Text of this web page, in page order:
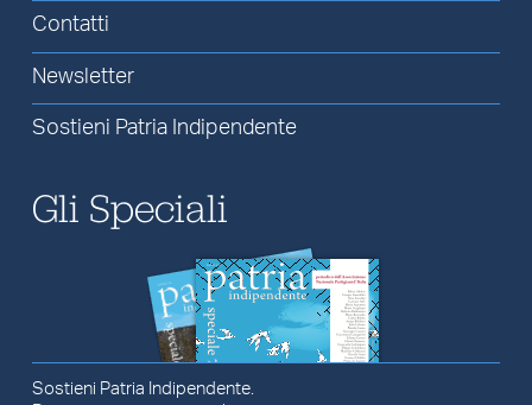
Contatti
Newsletter
Sostieni Patria Indipendente
Gli Speciali
Sostieni Patria Indipendente.